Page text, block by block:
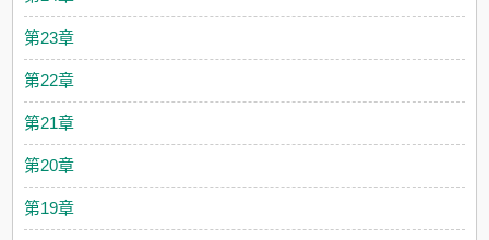
那么喜欢我？赵遂:啊？沈元安:朝里都说你想姓沈赵遂:我不
府当信鸽“皇叔，皇婶说他姓赵也成”赵遂:“……”不是，谁是你皇
攻x赵遂受，甜文，就是两个人健健康康快快乐乐谈恋爱的故事2
穿书前小皇帝是反派，穿书后被养成了……助攻3历史架空，穿书
无逻辑，一切都为了剧情服务
第23章
第22章
第21章
第20章
第19章